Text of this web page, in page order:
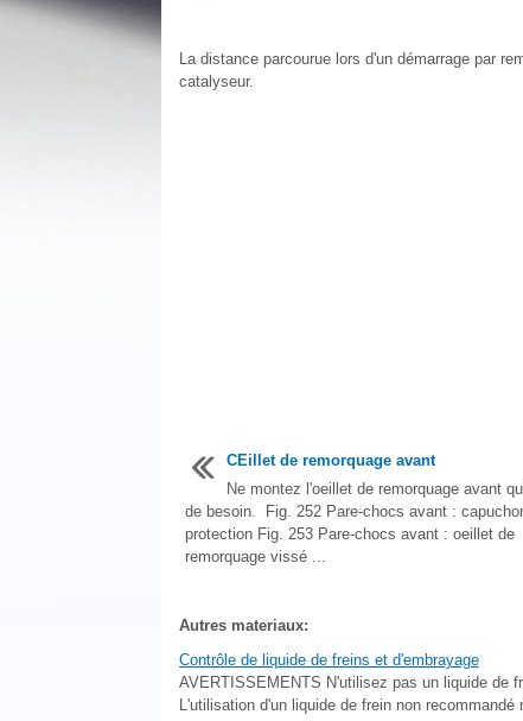
La distance parcourue lors d'un démarrage par
catalyseur.
CEillet de remorquage avant
Ne montez l'oeillet de remorquage avant
de besoin. Fig. 252 Pare-chocs avant :
protection Fig. 253 Pare-chocs avant : oeillet de
remorquage vissé ...
Autres materiaux:
Contrôle de liquide de freins et d'embrayage
AVERTISSEMENTS N'utilisez pas un liquide de
L'utilisation d'un liquide de frein non